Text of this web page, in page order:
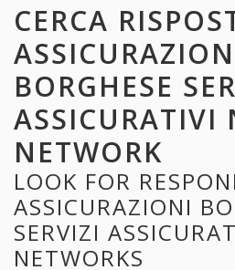
CERCA
BORGHESE
ASSICURATIVI
NETWORK
LOOK FOR
ASSICURAZIONI
SERVIZI
NETWORKS